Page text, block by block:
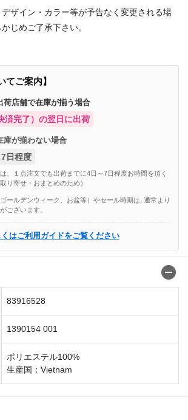
ザイン・カラー等が予告なく変更される場
じめご了承下さい。
てご案内】
荷店舗で在庫が揃う場合
済完了）の翌日に出荷
庫が揃わない場合
日程度
、１点注文でも出荷までに4日～7日程度お時間を頂く
り寄せ・おまとめのため）
ールデンウィーク、お盆等）やセール時期は, 通常より
ございます。
はご利用ガイドをご覧ください
83916528
1390154 001
ポリエステル100%
生産国：Vietnam